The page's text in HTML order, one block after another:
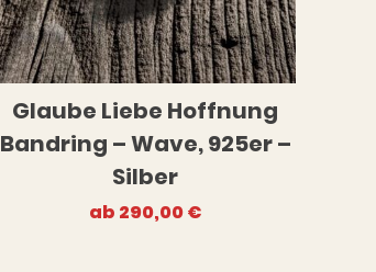
Glaube Liebe Hoffnung
Bandring – Wave, 925er –
Silber
ab 290,00€